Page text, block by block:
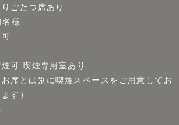
ごたつ席あり
名様
可 喫煙専用室あり
お席とは別に喫煙スペースをご用意してお
ます）